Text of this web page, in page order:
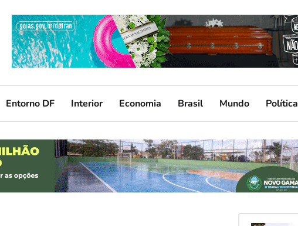
Entorno DF Interior Economia Brasil Mundo Política